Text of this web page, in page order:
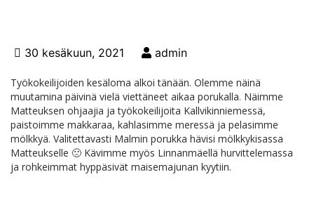
30 kesäkuun, 2021 admin
Työkokeilijoiden kesäloma alkoi tänään. Olemme näinä
muutamina päivinä vielä viettäneet aikaa porukalla. Näimme
Matteuksen ohjaajia ja työkokeilijoita Kallvikinniemessä,
paistoimme makkaraa, kahlasimme meressä ja pelasimme
mölkkyä. Valitettavasti Malmin porukka hävisi mölkkykisassa
Matteukselle 🙁 Kävimme myös Linnanmäellä hurvittelemassa
ja rohkeimmat hyppäsivät maisemajunan kyytiin.